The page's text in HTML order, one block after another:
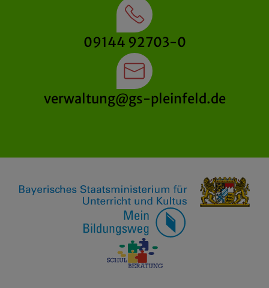
09144 92703-0
verwaltung@gs-pleinfeld.de